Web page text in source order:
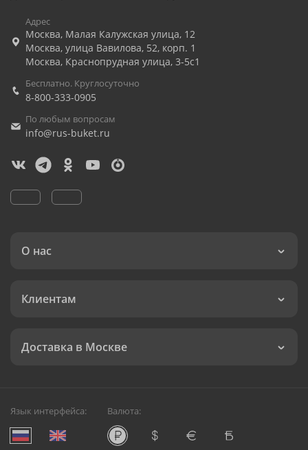
Адрес
Москва, Малая Калужская улица, 12
Москва, улица Вавилова, 52, корп. 1
Москва, Краснопрудная улица, 3-5с1
Бесплатно. Круглосуточно
8-800-333-0905
По любым вопросам
info@rus-buket.ru
О нас
Клиентам
Доставка в Москве
Язык интерфейса: Валюта: